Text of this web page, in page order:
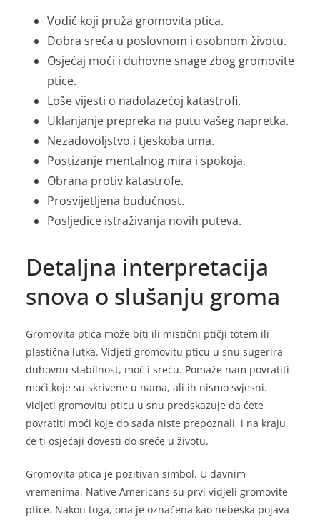
Vodič koji pruža gromovita ptica.
Dobra sreća u poslovnom i osobnom životu.
Osjećaj moći i duhovne snage zbog gromovite
ptice.
Loše vijesti o nadolazećoj katastrofi.
Uklanjanje prepreka na putu vašeg napretka.
Nezadovoljstvo i tjeskoba uma.
Postizanje mentalnog mira i spokoja.
Obrana protiv katastrofe.
Prosvijetljena budućnost.
Posljedice istraživanja novih puteva.
Detaljna interpretacija
snova o slušanju groma
Gromovita ptica može biti ili mistični ptičji totem ili
plastična lutka. Vidjeti gromovitu pticu u snu sugerira
duhovnu stabilnost, moć i sreću. Pomaže nam povratiti
moći koje su skrivene u nama, ali ih nismo svjesni.
Vidjeti gromovitu pticu u snu predskazuje da ćete
povratiti moći koje do sada niste prepoznali, i na kraju
će ti osjećaji dovesti do sreće u životu.
Gromovita ptica je pozitivan simbol. U davnim
vremenima, Native Americans su prvi vidjeli gromovite
ptice. Nakon toga, ona je označena kao nebeska pojava